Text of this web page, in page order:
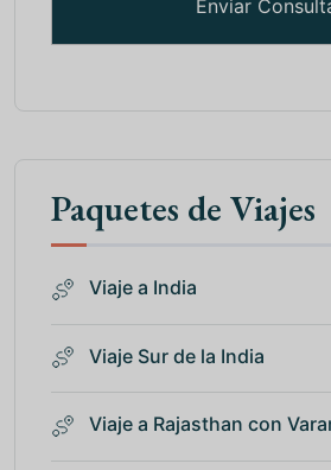
Paquetes de Viajes
Viaje a India
Viaje Sur de la India
Viaje a Rajasthan con